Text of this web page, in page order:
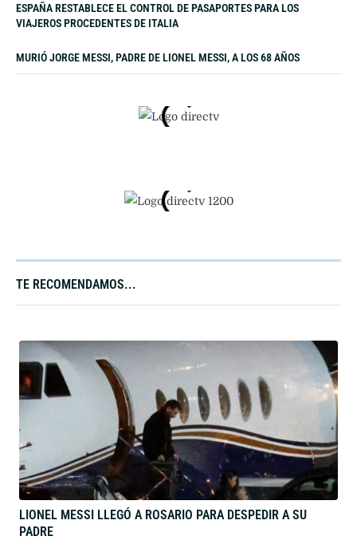
ESPAÑA RESTABLECE EL CONTROL DE PASAPORTES PARA LOS
VIAJEROS PROCEDENTES DE ITALIA
MURIÓ JORGE MESSI, PADRE DE LIONEL MESSI, A LOS 68 AÑOS
TE RECOMENDAMOS...
LIONEL MESSI LLEGÓ A ROSARIO PARA DESPEDIR A SU
PADRE